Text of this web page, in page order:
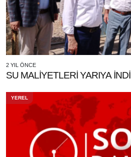
2 YIL ÖNCE
SU MALİYETLERİ YARIYA İNDİ
YEREL